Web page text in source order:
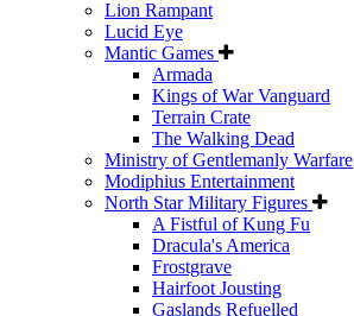
Lion Rampant
Lucid Eye
Mantic Games
Armada
Kings of War Vanguard
Terrain Crate
The Walking Dead
Ministry of Gentlemanly Warfare
Modiphius Entertainment
North Star Military Figures
A Fistful of Kung Fu
Dracula's America
Frostgrave
Hairfoot Jousting
Gaslands Refuelled